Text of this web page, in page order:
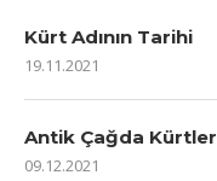
Kürt Adının Tarihi
19.11.2021
Antik Çağda Kürtler
09.12.2021